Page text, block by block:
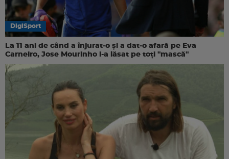
DigiSport
La 11 ani de când a înjurat-o și a dat-o afară pe Eva
Carneiro, Jose Mourinho i-a lăsat pe toți "mască"